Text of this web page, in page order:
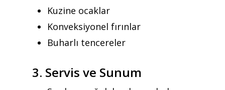
Kuzine ocaklar
Konveksiyonel fırınlar
Buharlı tencereler
3. Servis ve Sunum